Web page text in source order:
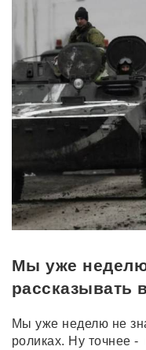
Мы уже
рассказывать
Мы уже неделю не
роликах. Ну точнее